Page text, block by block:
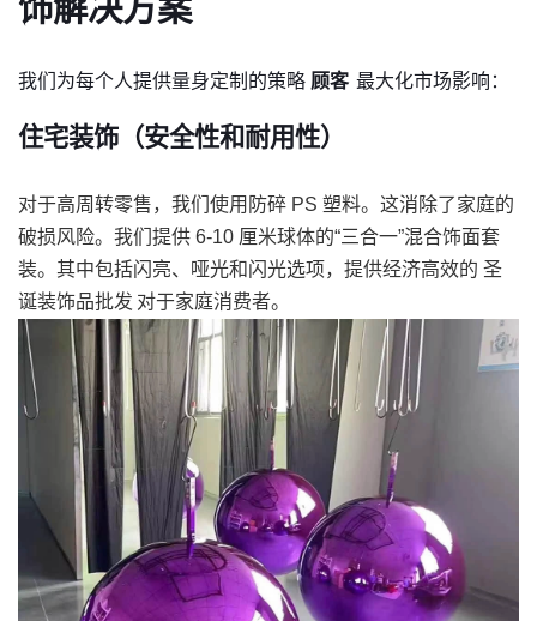
饰解决方案
我们为每个人提供量身定制的策略 顾客 最大化市场影响：
住宅装饰（安全性和耐用性）
对于高周转零售，我们使用防碎 PS 塑料。这消除了家庭的
破损风险。我们提供 6-10 厘米球体的“三合一”混合饰面套
装。其中包括闪亮、哑光和闪光选项，提供经济高效的 圣
诞装饰品批发 对于家庭消费者。